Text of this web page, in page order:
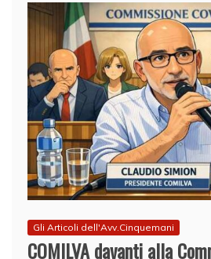
Gli Articoli dell'Avv.Cinquemani
COMILVA davanti alla